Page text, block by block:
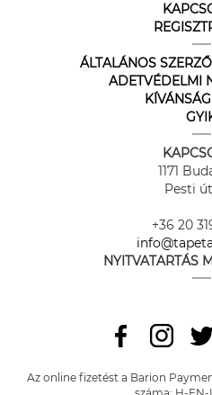
ÁLTALÁNOS
ADETVÉDELMI
1171
Pesti
+36 20
NYITVATARTÁS
Az online fizetést a Barion